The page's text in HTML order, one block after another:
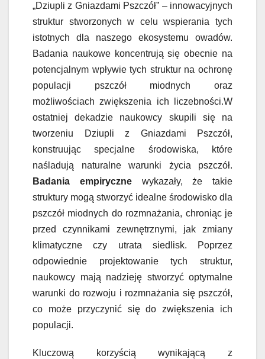
„Dziupli z Gniazdami Pszczół” – innowacyjnych
struktur stworzonych w celu wspierania tych
istotnych dla naszego ekosystemu owadów.
Badania naukowe koncentrują się obecnie na
potencjalnym wpływie tych struktur na ochronę
populacji pszczół miodnych oraz
możliwościach zwiększenia ich liczebności.W
ostatniej dekadzie naukowcy skupili się na
tworzeniu Dziupli z Gniazdami Pszczół,
konstruując specjalne środowiska, które
naśladują naturalne warunki życia pszczół.
Badania empirycznewykazały, że takie
struktury mogą stworzyć idealne środowisko dla
pszczół miodnych do rozmnażania, chroniąc je
przed czynnikami zewnętrznymi, jak zmiany
klimatyczne czy utrata siedlisk. Poprzez
odpowiednie projektowanie tych struktur,
naukowcy mają nadzieję stworzyć optymalne
warunki do rozwoju i rozmnażania się pszczół,
co może przyczynić się do zwiększenia ich
populacji.
Kluczową korzyścią wynikającą z